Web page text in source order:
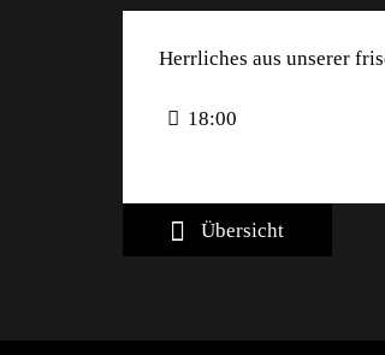
Herrliches aus unserer
18:00
Übersicht